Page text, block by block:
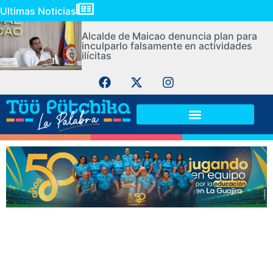
Ultimas Noticias
Alcalde de Maicao denuncia plan para
inculparlo falsamente en actividades
ilícitas